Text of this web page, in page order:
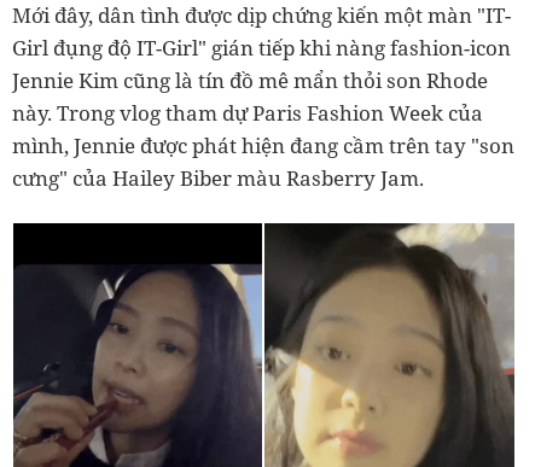
Mới đây, dân tình được dịp chứng kiến một màn "IT-
Girl đụng độ IT-Girl" gián tiếp khi nàng fashion-icon
Jennie Kim cũng là tín đồ mê mẩn thỏi son Rhode
này. Trong vlog tham dự Paris Fashion Week của
mình, Jennie được phát hiện đang cầm trên tay "son
cưng" của Hailey Biber màu Rasberry Jam.